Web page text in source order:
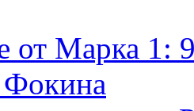
от Марка 1: